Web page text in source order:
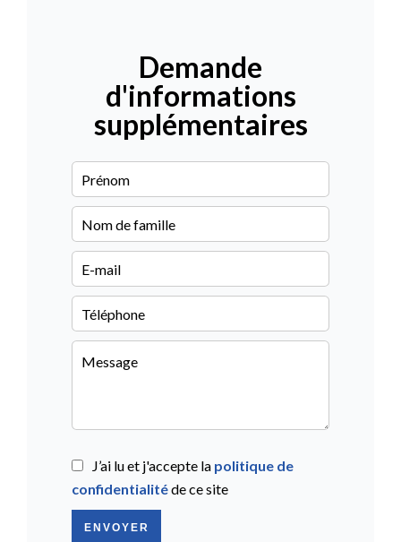
Demande
d'informations
supplémentaires
J’ai lu et j'accepte la politique de
confidentialitéde ce site
ENVOYER